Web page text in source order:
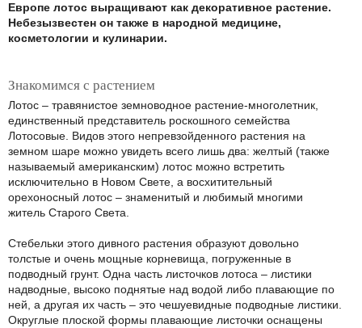
Европе лотос выращивают как декоративное растение.
Небезызвестен он также в народной медицине,
косметологии и кулинарии.
Знакомимся с растением
Лотос – травянистое земноводное растение-многолетник,
единственный представитель роскошного семейства
Лотосовые. Видов этого непревзойденного растения на
земном шаре можно увидеть всего лишь два: желтый (также
называемый американским) лотос можно встретить
исключительно в Новом Свете, а восхитительный
орехоносный лотос – знаменитый и любимый многими
житель Старого Света.
Стебельки этого дивного растения образуют довольно
толстые и очень мощные корневища, погруженные в
подводный грунт. Одна часть листочков лотоса – листики
надводные, высоко поднятые над водой либо плавающие по
ней, а другая их часть – это чешуевидные подводные листики.
Округлые плоской формы плавающие листочки оснащены